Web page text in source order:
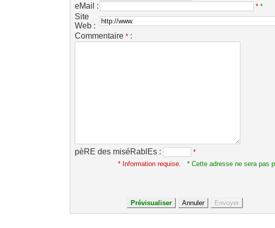
eMail : * *
Site
Web :
Commentaire * :
pèRE des miséRablEs :
*
* Information requise.
* Cette adresse ne sera pas